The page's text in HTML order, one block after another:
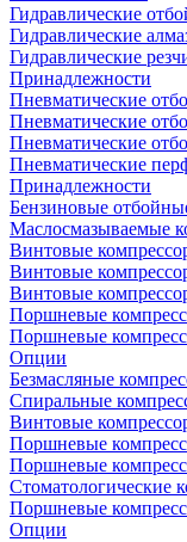
Гидравлические
Гидравлические
Гидравлические
Принадлежности
Пневматические
Пневматические
Пневматические
Пневматические
Принадлежности
Бензиновые
Маслосмазываемые
Винтовые
Винтовые
Винтовые
Поршневые
Поршневые
Опции
Безмасляные
Спиральные
Винтовые
Поршневые
Поршневые
Стоматологические
Поршневые
Опции